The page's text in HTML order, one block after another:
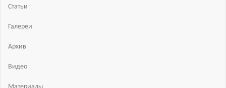
Статьи
Галереи
Архив
Видео
Материалы